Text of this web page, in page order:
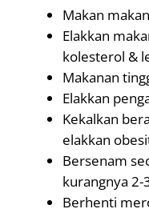
Makan
Elakkan
kolesterol &
Makanan
Elakkan
Kekalkan
elakkan
Bersenam
kurangnya 2-
Berhenti